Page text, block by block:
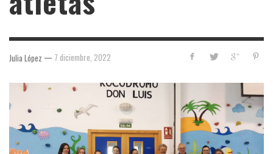
Julia López — 7 diciembre, 2022